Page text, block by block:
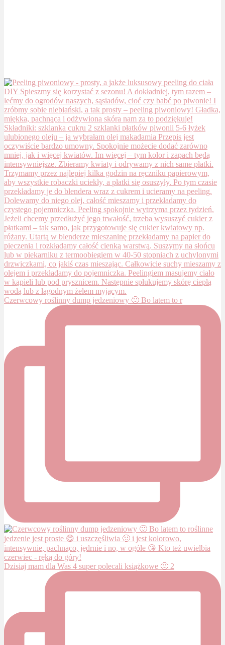
Czerwcowy roślinny dump jedzeniowy 🙂 Bo latem to r
Dzisiaj mam dla Was 4 super polecali książkowe 🙂 2